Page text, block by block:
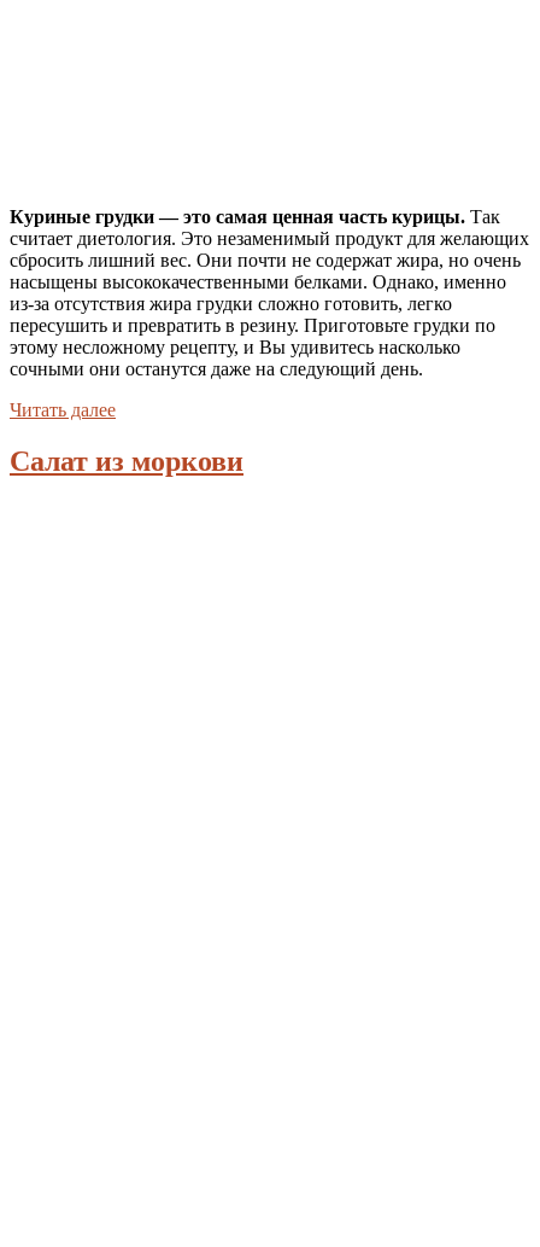
Куриные грудки — это самая ценная часть курицы. Так
считает диетология. Это незаменимый продукт для желающих
сбросить лишний вес. Они почти не содержат жира, но очень
насыщены высококачественными белками. Однако, именно
из-за отсутствия жира грудки сложно готовить, легко
пересушить и превратить в резину. Приготовьте грудки по
этому несложному рецепту, и Вы удивитесь насколько
сочными они останутся даже на следующий день.
Читать далее
Салат из моркови